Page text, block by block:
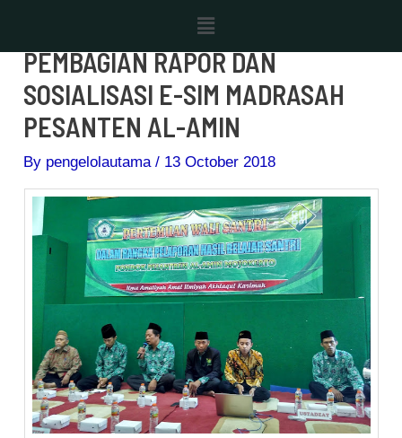
content
Menu
PEMBAGIAN RAPOR DAN
SOSIALISASI E-SIM MADRASAH
PESANTEN AL-AMIN
By pengelolautama/ 13 October 2018